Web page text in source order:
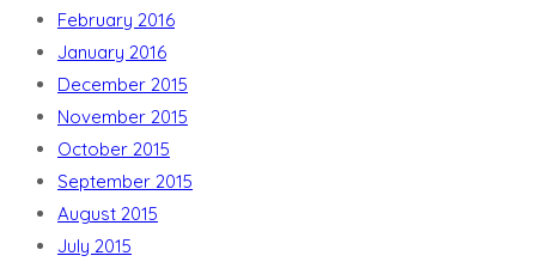
February 2016
January 2016
December 2015
November 2015
October 2015
September 2015
August 2015
July 2015